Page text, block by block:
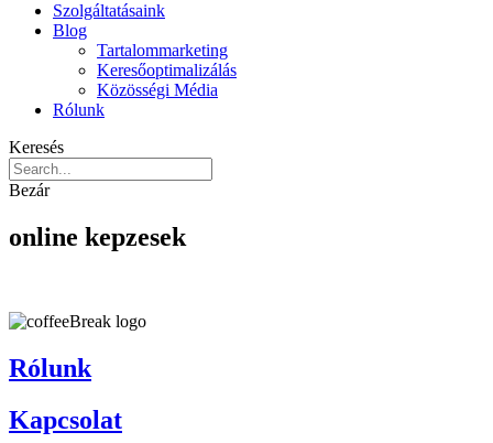
Szolgáltatásaink
Blog
Tartalommarketing
Keresőoptimalizálás
Közösségi Média
Rólunk
Keresés
Bezár
online kepzesek
Rólunk
Kapcsolat